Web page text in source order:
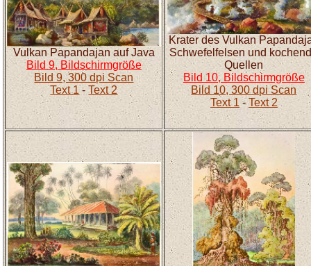
Vulkan Papandajan auf Java
Bild 9, Bildschirmgröße
Bild 9, 300 dpi Scan
Text 1-Text 2
Krater des Vulkan
Schwefelfelsen und
Quellen
Bild 10, Bildschirmgröße
Bild 10, 300 dpi Scan
Text 1 -Text 2